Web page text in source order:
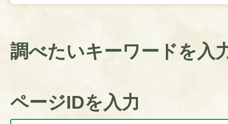
調べたいキーワードを入
ページIDを入力